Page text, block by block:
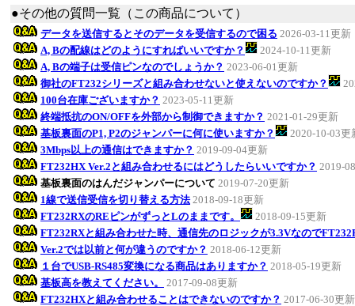
●その他の質問一覧（この商品について）
データを送信するとそのデータを受信するので困る 2026-03-11更新
A, Bの配線はどのようにすればいいですか？
2024-10-11更新
A, Bの端子は受信ピンなのでしょうか？ 2023-06-01更新
御社のFT232シリーズと組み合わせないと使えないのですか？
100台在庫ございますか？ 2023-05-11更新
終端抵抗のON/OFFを外部から制御できますか？ 2021-01-29更新
基板裏面のP1, P2のジャンパーに何に使いますか？
2020-10-03更
3Mbps以上の通信はできますか？ 2019-09-04更新
FT232HX Ver.2と組み合わせるにはどうしたらいいですか？ 2019-
基板裏面のはんだジャンパーについて 2019-07-20更新
1線で送信受信を切り替える方法 2018-09-18更新
FT232RXのREピンがずっとLのままです。
2018-09-15更新
FT232RXと組み合わせた時、通信先のロジックが3.3Vなので
Ver.2では以前と何が違うのですか？ 2018-06-12更新
１台でUSB-RS485変換になる商品はありますか？ 2018-05-19更新
基板高を教えてください。
2017-09-08更新
FT232HXと組み合わせることはできないのですか？ 2017-06-30更新